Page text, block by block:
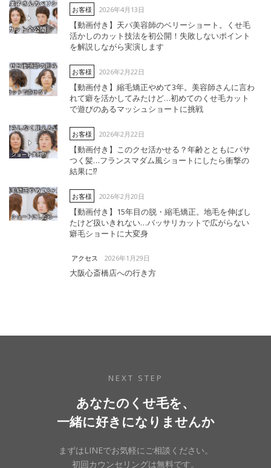
お客様 2026年4月13日
【動画付き】天パ美容師のベリーショート。くせ毛
活かしのカット技法を初公開！失敗しないポイント
を解説しながら実演します
お客様 2026年2月22日
【動画付き】縮毛矯正やめて3年。美容師さんに言わ
れて癖を活かしてみたけど…初めてのくせ毛カット
で遊びのあるマッシュショートに挑戦
お客様 2026年2月22日
【動画付き】このクセ活かせる？年齢とともにパサ
つく髪…フランスマダム風ショートにしたら衝撃の
結果に⁉︎
お客様 2026年2月20日
【動画付き】15年目の脱・縮毛矯正。地毛を伸ばし
たけど扱いきれない…バッサリカットで広がらない
癖毛ショートに大変身
アクセス 2026年1月29日
大阪心斎橋店への行き方
NEXT STEP
あなたのくせ毛を、
一緒に好きになりませんか
まずはLINEでお気軽にご相談ください。
初回カウンセリングは無料です。